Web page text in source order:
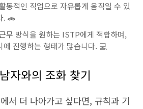
동적인 직업으로 자유롭게 움직일 수 있
. 🚗
무 방식을 원하는 ISTP에게 적합하며,
에 진행하는 형태가 많습니다. 💻
자와의 조화 찾기
서 더 나아가고 싶다면, 규칙과 기